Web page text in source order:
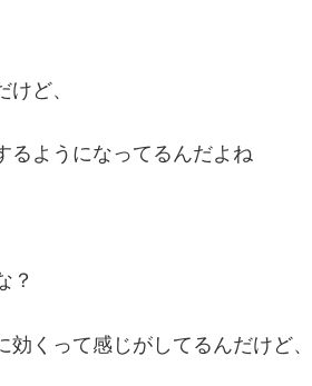
けど、
るようになってるんだよね
？
効くって感じがしてるんだけど、